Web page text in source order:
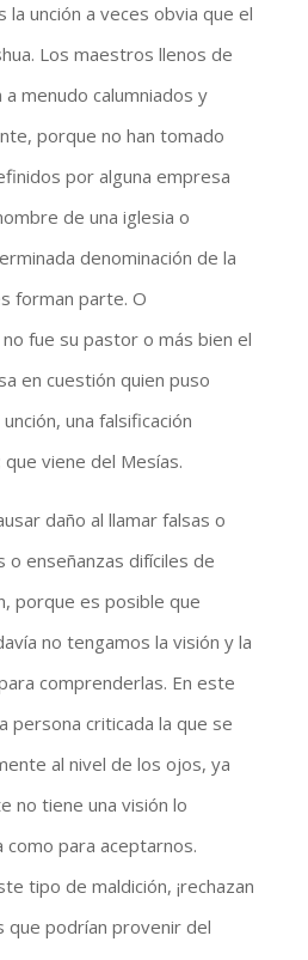
la unción a veces obvia que el
Los maestros llenos de
menudo calumniados y
porque no han tomado
por alguna empresa
de una iglesia o
denominación de la
forman parte. O
fue su pastor o más bien el
en cuestión quien puso
una falsificación
que viene del Mesías.
daño al llamar falsas o
o enseñanzas difíciles de
porque es posible que
no tengamos la visión y la
comprenderlas. En este
persona criticada la que se
al nivel de los ojos, ya
no tiene una visión lo
para aceptarnos.
tipo de maldición, ¡rechazan
que podrían provenir del